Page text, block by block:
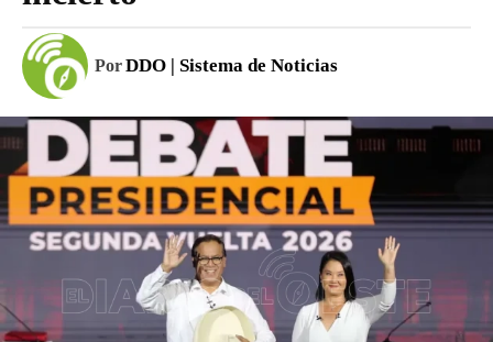
PorDDO | Sistema de Noticias